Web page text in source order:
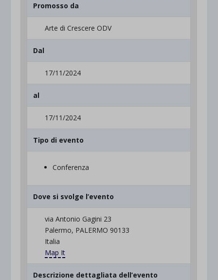
Promosso da
Arte di Crescere ODV
Dal
17/11/2024
al
17/11/2024
Tipo di evento
Conferenza
Dove si svolge l’evento
via Antonio Gagini 23
Palermo, PALERMO 90133
Italia
Map It
Descrizione dettagliata dell’evento